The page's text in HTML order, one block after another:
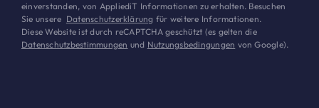
einverstanden, von AppliediT Informationen zu erhalten. Besuchen
Sie unsere Datenschutzerklärung für weitere Informationen.
Diese Website ist durch reCAPTCHA geschützt (es gelten die
Datenschutzbestimmungen und Nutzungsbedingungen von Google).